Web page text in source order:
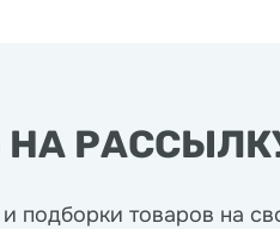
НА
и подборки товаров на